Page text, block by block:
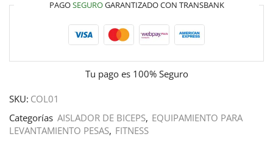
PAGOSEGUROGARANTIZADO CON TRANSBANK
Tu pago es 100% Seguro
SKU: COL01
Categorías AISLADOR DE BICEPS, EQUIPAMIENTO PARA
LEVANTAMIENTO PESAS, FITNESS